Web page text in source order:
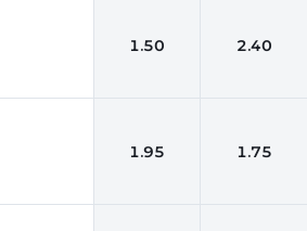
1.50 2.40
1.95 1.75